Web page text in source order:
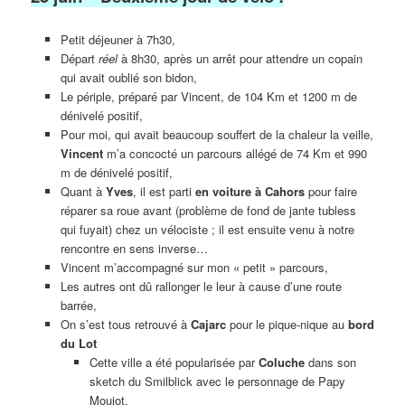
Petit déjeuner à 7h30,
Départ réelà 8h30, après un arrêt pour attendre un copain
qui avait oublié son bidon,
Le périple, préparé par Vincent, de 104 Km et 1200 m de
dénivelé positif,
Pour moi, qui avait beaucoup souffert de la chaleur la veille,
Vincentm’a concocté un parcours allégé de 74 Km et 990
m de dénivelé positif,
Quant à Yves, il est parti en voiture à Cahorspour faire
réparer sa roue avant (problème de fond de jante tubless
qui fuyait) chez un vélociste ; il est ensuite venu à notre
rencontre en sens inverse…
Vincent m’accompagné sur mon « petit » parcours,
Les autres ont dû rallonger le leur à cause d’une route
barrée,
On s’est tous retrouvé à Cajarcpour le pique-nique au bord
du Lot
Cette ville a été popularisée parColuche dans son
sketch du Smilblick avec le personnage de Papy
Moujot,